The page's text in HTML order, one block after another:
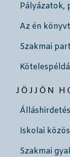
Pályázatok,
Az én
Szakmai
JÖJJÖN
Álláshirdetés
Iskolai
Szakmai